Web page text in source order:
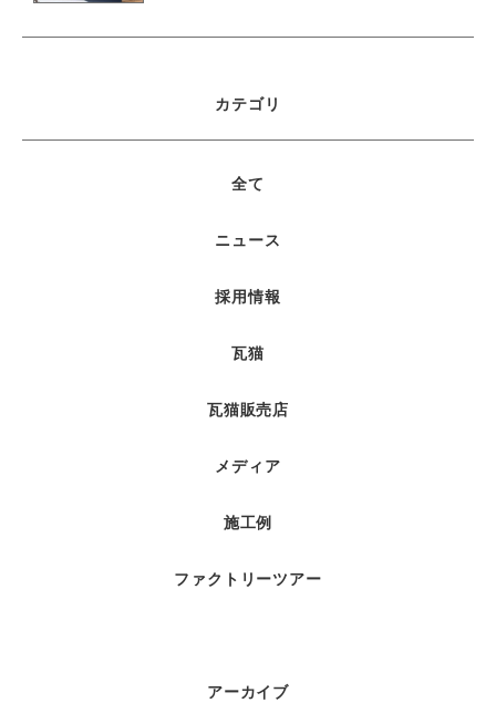
カテゴリ
全て
ニュース
採用情報
瓦猫
瓦猫販売店
メディア
施工例
ファクトリーツアー
アーカイブ